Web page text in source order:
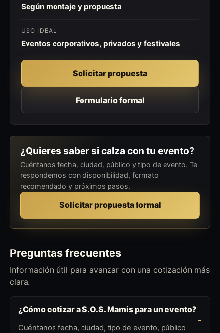
Según montaje y propuesta
USO IDEAL
Eventos corporativos, privados y festivales
Solicitar propuesta
Formulario formal
¿Quieres saber si calza con tu evento?
Cuéntanos fecha, ciudad, público y tipo de evento. Te
respondemos con disponibilidad, formato
recomendado y próximos pasos.
Solicitar propuesta formal
Preguntas frecuentes
Información útil para avanzar con una cotización más
clara.
¿Cómo cotizar a S.O.S. Mamis para un evento?
Cuéntanos fecha, ciudad, tipo de evento, público